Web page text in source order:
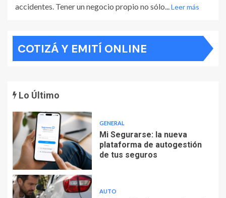
accidentes. Tener un negocio propio no sólo...Leer más
COTIZÁ Y EMITÍ ONLINE
Lo Último
GENERAL
Mi Segurarse: la nueva
plataforma de autogestión
de tus seguros
AUTO